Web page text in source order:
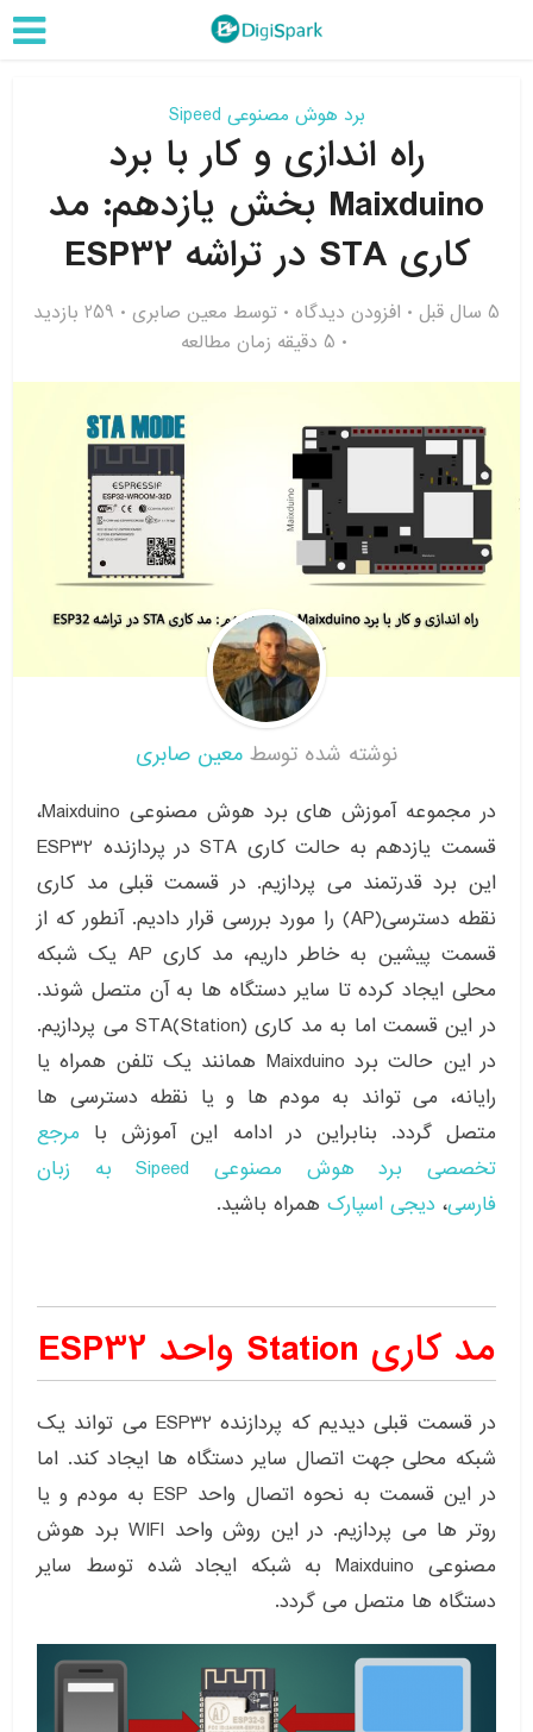
برد هوش مصنوعی Sipeed
راه اندازی و کار با برد
Maixduino بخش یازدهم: مد
کاری STA در تراشه ESP32
5 سال قبل افزودن دیدگاه توسط معین صابری
259 بازدید
5 دقیقه زمان مطالعه
نوشته شده توسط معین صابری
در مجموعه آموزش های برد هوش مصنوعی Maixduino،
قسمت یازدهم به حالت کاری STA در پردازنده ESP32
این برد قدرتمند می پردازیم. در قسمت قبلی مد کاری
نقطه دسترسی(AP) را مورد بررسی قرار دادیم. آنطور که از
قسمت پیشین به خاطر داریم، مد کاری AP یک شبکه
محلی ایجاد کرده تا سایر دستگاه ها به آن متصل شوند.
در این قسمت اما به مد کاری STA(Station) می پردازیم.
در این حالت برد Maixduino همانند یک تلفن همراه یا
رایانه، می تواند به مودم ها و یا نقطه دسترسی ها
متصل گردد. بنابراین در ادامه این آموزش با مرجع
تخصصی برد هوش مصنوعی Sipeed به زبان
فارسی، دیجی اسپارک همراه باشید.
مد کاری Station واحد ESP32
در قسمت قبلی دیدیم که پردازنده ESP32 می تواند یک
شبکه محلی جهت اتصال سایر دستگاه ها ایجاد کند. اما
در این قسمت به نحوه اتصال واحد ESP به مودم و یا
روتر ها می پردازیم. در این روش واحد WIFI برد هوش
مصنوعی Maixduino به شبکه ایجاد شده توسط سایر
دستگاه ها متصل می گردد.